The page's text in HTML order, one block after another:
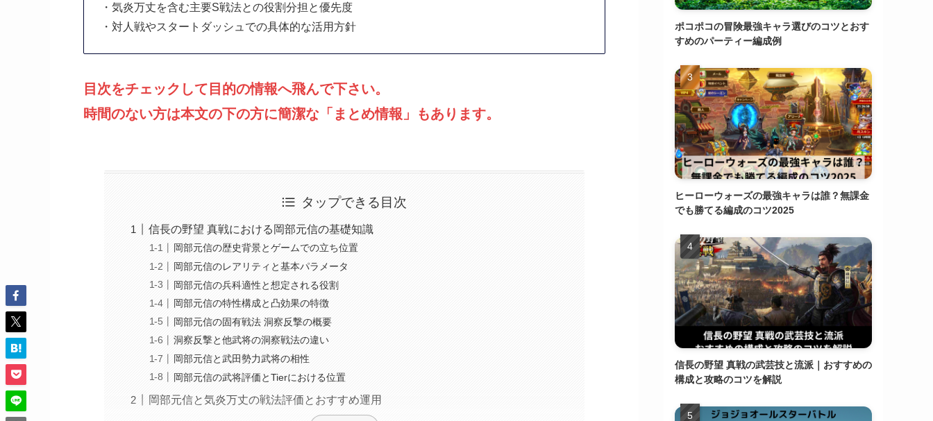
・気炎万丈を含む主要S戦法との役割分担と優先度
・対人戦やスタートダッシュでの具体的な活用方針
目次をチェックして目的の情報へ飛んで下さい。
時間のない方は本文の下の方に簡潔な「まとめ情報」もあります。
タップできる目次
信長の野望 真戦における岡部元信の基礎知識
岡部元信の歴史背景とゲームでの立ち位置
岡部元信のレアリティと基本パラメータ
岡部元信の兵科適性と想定される役割
岡部元信の特性構成と凸効果の特徴
岡部元信の固有戦法 洞察反撃の概要
洞察反撃と他武将の洞察戦法の違い
岡部元信と武田勢力武将の相性
岡部元信の武将評価とTierにおける位置
岡部元信と気炎万丈の戦法評価とおすすめ運用
ポコポコの冒険最強キャラ選びのコツとおす
すめのパーティー編成例
ヒーローウォーズの最強キャラは誰？無課金
でも勝てる編成のコツ2025
信長の野望 真戦の武芸技と流派｜おすすめの
構成と攻略のコツを解説